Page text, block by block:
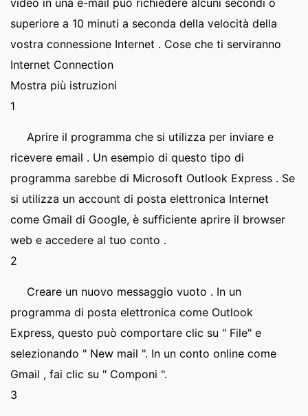
video in una e-mail può richiedere alcuni secondi o
superiore a 10 minuti a seconda della velocità della
vostra connessione Internet . Cose che ti serviranno
Internet Connection
Mostra più istruzioni
1
Aprire il programma che si utilizza per inviare e
ricevere email . Un esempio di questo tipo di
programma sarebbe di Microsoft Outlook Express . Se
si utilizza un account di posta elettronica Internet
come Gmail di Google, è sufficiente aprire il browser
web e accedere al tuo conto .
2
Creare un nuovo messaggio vuoto . In un
programma di posta elettronica come Outlook
Express, questo può comportare clic su " File" e
selezionando " New mail ". In un conto online come
Gmail , fai clic su " Componi ".
3